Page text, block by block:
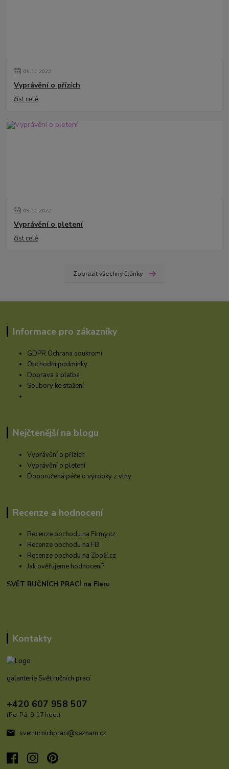
09.11.2022
Vyprávění o přízích
číst celé
09.11.2022
Vyprávění o pletení
číst celé
Zobrazit všechny články
Informace pro zákazníky
GDPR Ochrana soukromí
Obchodní podmínky
Doprava a platba
Soubory ke stažení
Nejčtenější na blogu
Vyprávění o přízích
Vyprávění o pletení
Doporučená péče o výrobky z vlny
Recenze a hodnocení
Recenze obchodu na Firmy.cz
Recenze obchodu na FB
Recenze obchodu na Zboží.cz
Jak ověřujeme hodnocení?
SVĚT RUČNÍCH PRACÍ na Fleru
Kontakty
galanterie Svět ručních prací
+420 607 958 507
(Po-Pá, 9-17 hod.)
svetrucnichpraci@seznam.cz